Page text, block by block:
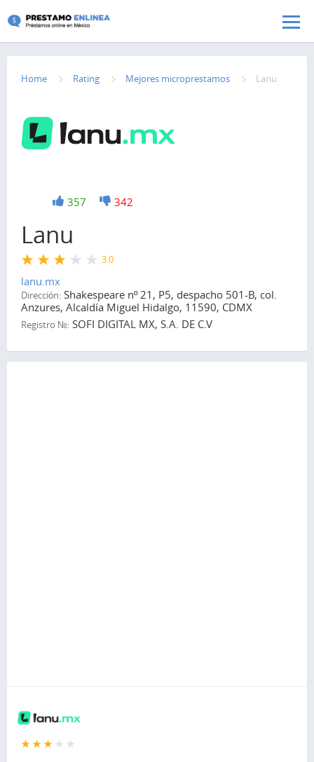
Pasar al contenido principal
Home Rating Mejores microprestamos Lanu
+1 357 -1 342
Lanu
3.0
lanu.mx
Dirección: Shakespeare nº 21, P5, despacho 501-B, col.
Anzures, Alcaldía Miguel Hidalgo, 11590, CDMX
Registro №: SOFI DIGITAL MX, S.A. DE C.V